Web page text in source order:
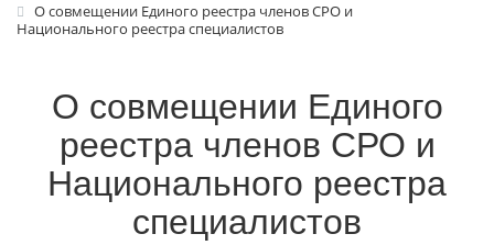
О совмещении Единого реестра членов СРО и
Национального реестра специалистов
О совмещении Единого
реестра членов СРО и
Национального реестра
специалистов